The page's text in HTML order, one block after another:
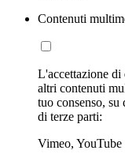
Contenuti
L'accettazione di
altri contenuti
tuo consenso,
di terze parti:
Vimeo, YouTube